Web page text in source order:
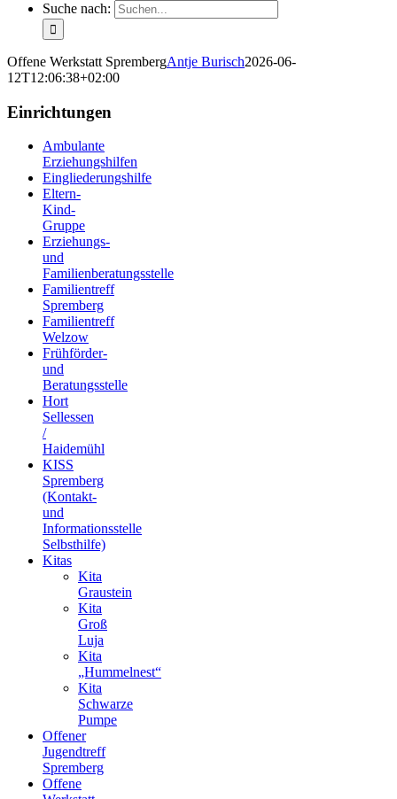
Suche nach:
Offene Werkstatt SprembergAntje Burisch2026-06-
12T12:06:38+02:00
Einrichtungen
Ambulante
Erziehungshilfen
Eingliederungshilfe
Eltern-
Kind-
Gruppe
Erziehungs-
und
Familienberatungsstelle
Familientreff
Spremberg
Familientreff
Welzow
Frühförder-
und
Beratungsstelle
Hort
Sellessen
/
Haidemühl
KISS
Spremberg
(Kontakt-
und
Informationsstelle
Selbsthilfe)
Kitas
Kita
Graustein
Kita
Groß
Luja
Kita
„Hummelnest“
Kita
Schwarze
Pumpe
Offener
Jugendtreff
Spremberg
Offene